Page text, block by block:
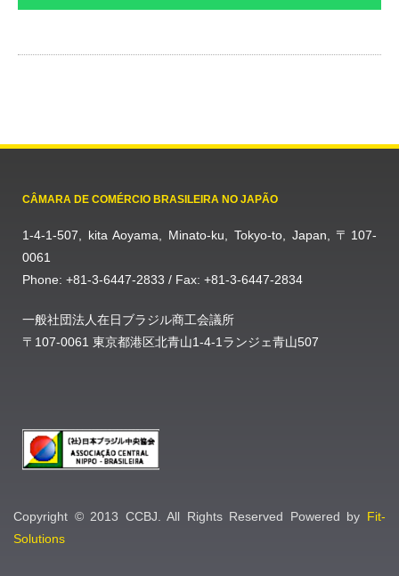
CÂMARA DE COMÉRCIO BRASILEIRA NO JAPÃO
1-4-1-507, kita Aoyama, Minato-ku, Tokyo-to, Japan, 〒107-
0061
Phone: +81-3-6447-2833 / Fax: +81-3-6447-2834
一般社団法人在日ブラジル商工会議所
〒107-0061 東京都港区北青山1-4-1ランジェ青山507
Copyright © 2013 CCBJ. All Rights Reserved Powered by Fit-
Solutions